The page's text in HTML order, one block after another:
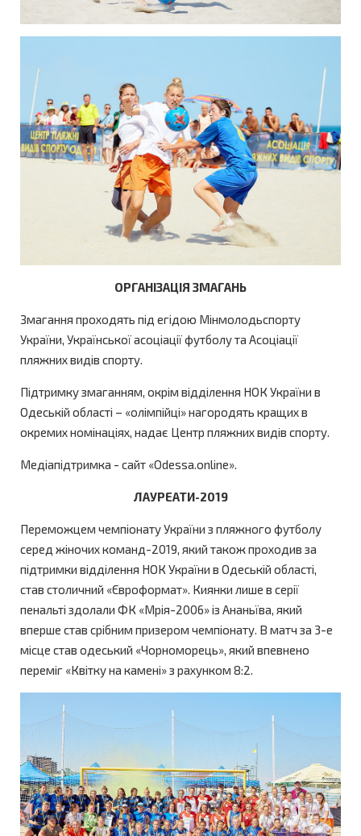
ОРГАНІЗАЦІЯ ЗМАГАНЬ
Змагання проходять під егідою Мінмолодьспорту
України, Української асоціації футболу та Асоціації
пляжних видів спорту.
Підтримку змаганням, окрім відділення НОК України в
Одеській області – «олімпійці» нагородять кращих в
окремих номінаціях, надає Центр пляжних видів спорту.
Медіапідтримка - сайт «Odessa.online».
ЛАУРЕАТИ-2019
Переможцем чемпіонату України з пляжного футболу
серед жіночих команд-2019, який також проходив за
підтримки відділення НОК України в Одеській області,
став столичний «Євроформат». Киянки лише в серії
пенальті здолали ФК «Мрія-2006» із Ананьїва, який
вперше став срібним призером чемпіонату. В матч за 3-е
місце став одеський «Чорноморець», який впевнено
переміг «Квітку на камені» з рахунком 8:2.